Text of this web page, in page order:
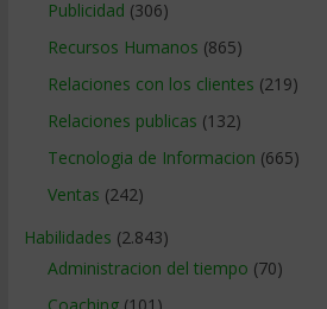
Publicidad (306)
Recursos Humanos (865)
Relaciones con los clientes (219)
Relaciones publicas (132)
Tecnologia de Informacion (665)
Ventas (242)
Habilidades (2.843)
Administracion del tiempo (70)